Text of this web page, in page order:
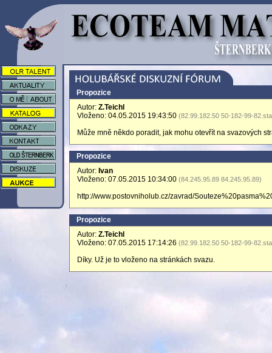
Propozice
Autor: Z.Teichl
Vloženo: 04.05.2015 19:43:50 (82.99.182.50 50-182-99-
Může mně někdo poradit, jak mohu otevřít na svazových
Propozice
Autor: Ivan
Vloženo: 07.05.2015 10:34:00 (84.245.95.89 84.245.95.89)
http://www.postovniholub.cz/zavrad/
Propozice
Autor: Z.Teichl
Vloženo: 07.05.2015 17:14:26 (82.99.182.50 50-182-99-
Díky. Už je to vloženo na stránkách svazu.